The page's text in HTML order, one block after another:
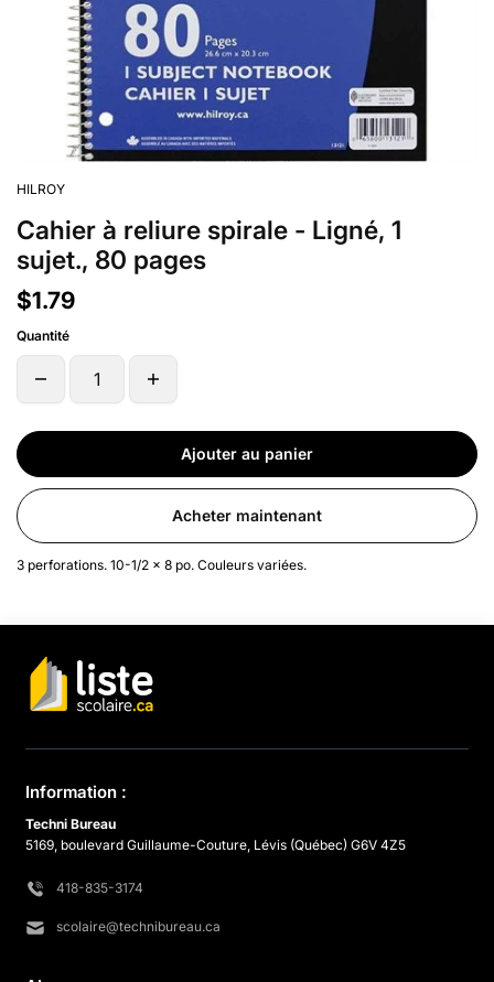
HILROY
Cahier à reliure spirale - Ligné, 1
sujet., 80 pages
$1.79
Quantité
Ajouter au panier
Acheter maintenant
3 perforations. 10-1/2 x 8 po. Couleurs variées.
Information :
Techni Bureau
5169, boulevard Guillaume-Couture, Lévis (Québec) G6V 4Z5
418-835-3174
scolaire@technibureau.ca